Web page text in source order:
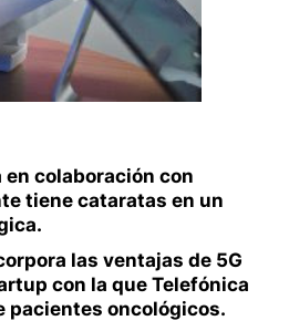
en colaboración con
tiene cataratas en un
las ventajas de 5G
con la que Telefónica
pacientes oncológicos.